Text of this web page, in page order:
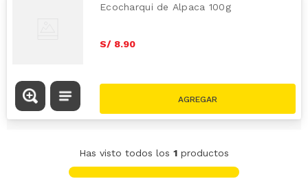
Ecocharqui de Alpaca 100g
S/ 8.90
Has visto todos los 1 productos